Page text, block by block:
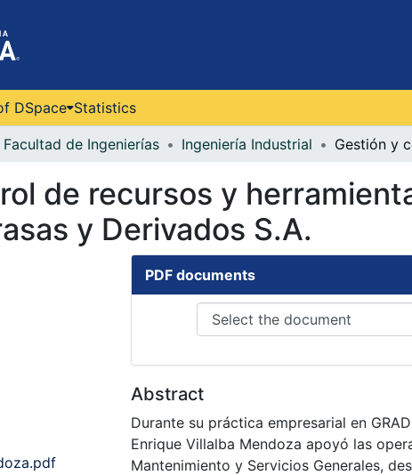
DSpace Statistics
Facultad de Ingenierías Ingeniería Industrial
de recursos y
y Derivados S.A.
PDF documents
Abstract
Durante su práctica empresarial en
Enrique Villalba Mendoza apoyó las
Mantenimiento y Servicios Generales,